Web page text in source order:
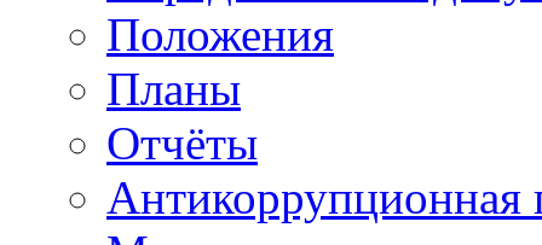
Положения
Планы
Отчёты
Антикоррупционная